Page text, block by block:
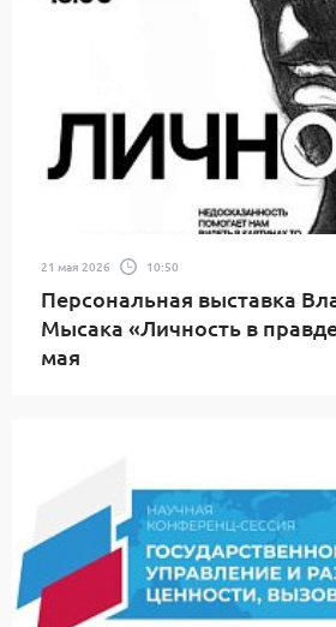
21 мая 2026 10:50
Персональная выставка
Мысака «Личность в
мая